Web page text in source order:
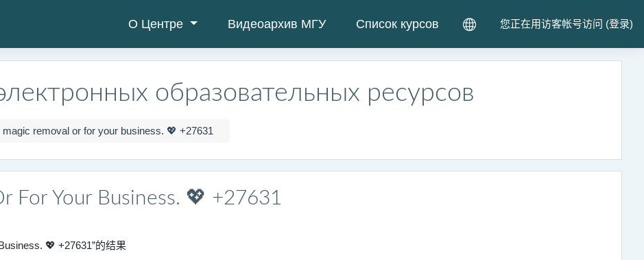
О Центре Видеоархив МГУ Список курсов 您正在用访客帐号访问 (登录)
образовательных ресурсов
magic removal or for your business. 💖 +27631
For Your Business. 💖 +27631
💖 +27631”的结果